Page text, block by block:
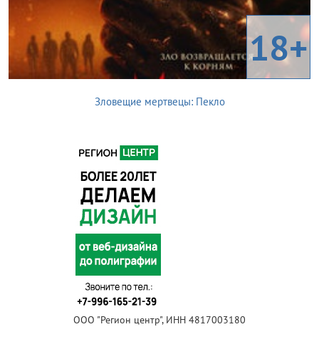
18+
Зловещие мертвецы: Пекло
ООО "Регион центр", ИНН 4817003180